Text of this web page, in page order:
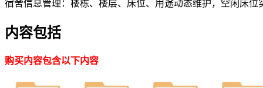
宿舍信息管理：楼栋、楼层、床位、用途动态维护，空闲床位
内容包括
购买内容包含以下内容